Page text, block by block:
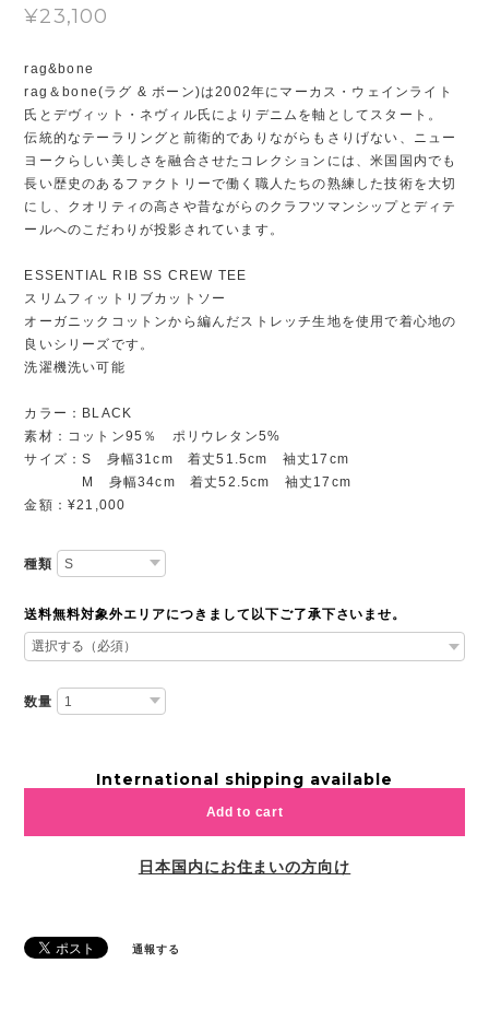
¥23,100
rag&bone
rag＆bone(ラグ & ボーン)は2002年にマーカス・ウェインライト
氏とデヴィット・ネヴィル氏によりデニムを軸としてスタート。
伝統的なテーラリングと前衛的でありながらもさりげない、ニュー
ヨークらしい美しさを融合させたコレクションには、米国国内でも
長い歴史のあるファクトリーで働く職人たちの熟練した技術を大切
にし、クオリティの高さや昔ながらのクラフツマンシップとディテ
ールへのこだわりが投影されています。
ESSENTIAL RIB SS CREW TEE
スリムフィットリブカットソー
オーガニックコットンから編んだストレッチ生地を使用で着心地の
良いシリーズです。
洗濯機洗い可能
カラー：BLACK
素材：コットン95％ ポリウレタン5%
サイズ：S 身幅31cm 着丈51.5cm 袖丈17cm
M 身幅34cm 着丈52.5cm 袖丈17cm
金額：¥21,000
種類
送料無料対象外エリアにつきまして以下ご了承下さいませ。
数量
International shipping available
Add to cart
日本国内にお住まいの方向け
通報する